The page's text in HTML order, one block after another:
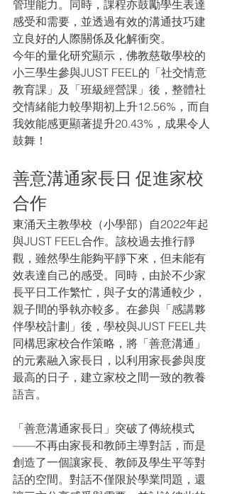
管理能力。同時，課程亦鼓勵學生表達
感受和需要，並透過有效的溝通技巧建
立良好的人際關係及化解衝突。
今年的量化研究顯示，佛教慈敬學校的
小三學生參與JUST FEEL的「社交情意
教育課」及「班級經營課」後，整體社
交情緒能力較學期初上升12.56%，而自
我效能感更顯著提升20.43%，成果令人
鼓舞！
善意溝通家長日 促進家校
合作
東涌天主教學校（小學部）自2022年起
與JUST FEEL合作。該校過去推行靜
觀，雖然學生能夠平靜下來，但未能有
效表達自己的感受。同時，由於不少家
長平日工作繁忙，與子女的溝通較少，
親子間的爭執亦較多。在參與「感講夥
伴學校計劃」後，學校與JUST FEEL共
同構思家校合作策略，將「善意溝通」
的元素融入家長日，以利用家長參與度
最高的日子，建立家校之間一致的教養
語言。
「善意溝通家長日」突破了傳統模式
——不再由家長和教師主導對話，而是
創造了一個讓家長、教師及學生平等對
話的空間。對話不僅限於學業問題，還